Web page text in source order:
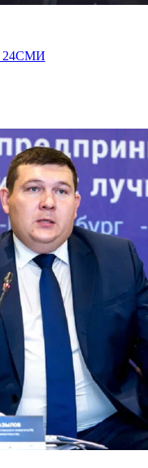
24СМИ